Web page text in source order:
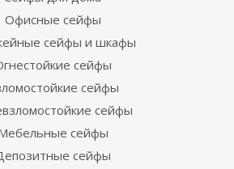
Офисные сейфы
сейфы и шкафы
сейфы
сейфы
сейфы
сейфы
сейфы